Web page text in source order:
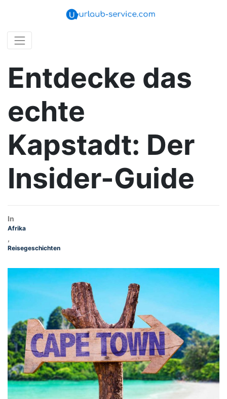
Entdecke das
echte
Kapstadt: Der
Insider-Guide
In
Afrika
,
Reisegeschichten